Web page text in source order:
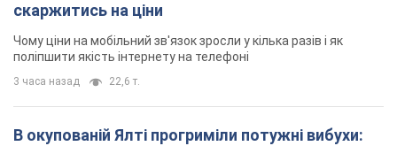
скаржитись на ціни
Чому ціни на мобільний зв'язок зросли у кілька разів і як
поліпшити якість інтернету на телефоні
3 часа назад 22,6 т.
В окупованій Ялті прогриміли потужні вибухи: